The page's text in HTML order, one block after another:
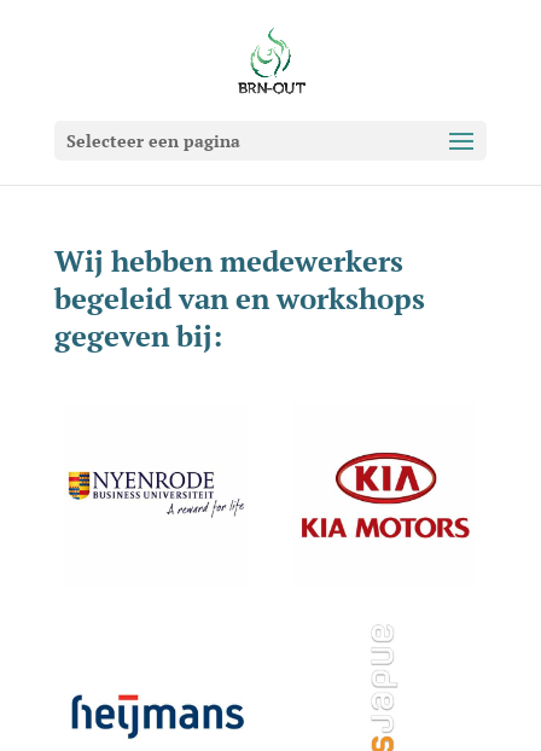
Selecteer een pagina
Wij hebben medewerkers
begeleid van en workshops
gegeven bij: